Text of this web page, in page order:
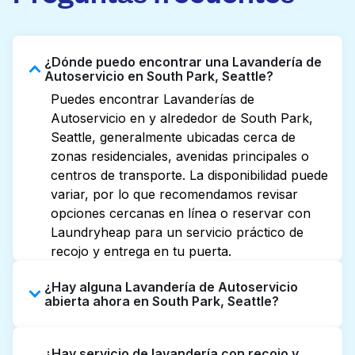
¿Dónde puedo encontrar una Lavandería de
Autoservicio en South Park, Seattle?
Puedes encontrar Lavanderías de
Autoservicio en y alrededor de South Park,
Seattle, generalmente ubicadas cerca de
zonas residenciales, avenidas principales o
centros de transporte. La disponibilidad puede
variar, por lo que recomendamos revisar
opciones cercanas en línea o reservar con
Laundryheap para un servicio práctico de
recojo y entrega en tu puerta.
¿Hay alguna Lavandería de Autoservicio
abierta ahora en South Park, Seattle?